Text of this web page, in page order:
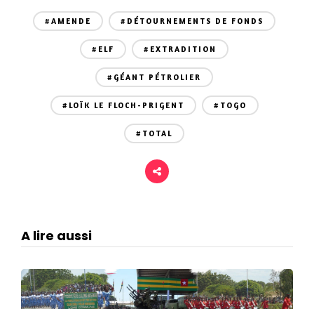
#AMENDE #DÉTOURNEMENTS DE FONDS
#ELF #EXTRADITION
#GÉANT PÉTROLIER
#LOÏK LE FLOCH-PRIGENT #TOGO
#TOTAL
A lire aussi